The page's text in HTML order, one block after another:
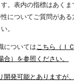
。表内の指標はあくま
についてご質問がある
。
については こちら（Ｉ
）を参照ください。
開発可能とありますが